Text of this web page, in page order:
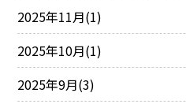
2025年11月(1)
2025年10月(1)
2025年9月(3)